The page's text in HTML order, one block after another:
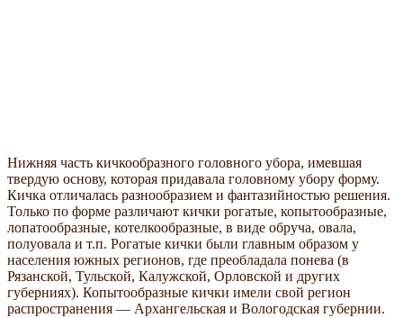
Нижняя часть кичкообразного головного убора, имевшая
твердую основу, которая придавала головному убору форму.
Кичка отличалась разнообразием и фантазийностью решения.
Только по форме различают кички рогатые, копытообразные,
лопатообразные, котелкообразные, в виде обруча, овала,
полуовала и т.п. Рогатые кички были главным образом у
населения южных регионов, где преобладала понева (в
Рязанской, Тульской, Калужской, Орловской и других
губерниях). Копытообразные кички имели свой регион
распространения — Архангельская и Вологодская губернии.